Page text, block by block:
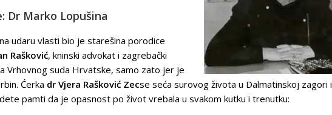
Dr Marko Lopušina
udaru vlasti bio je starešina porodice
Rašković, kninski advokat i zagrebački
Vrhovnog suda Hrvatske, samo zato jer je
Ćerka dr Vjera Rašković Zecse seća surovog života u Dalmatinskoj zagori i
pamti da je opasnost po život vrebala u svakom kutku i trenutku: